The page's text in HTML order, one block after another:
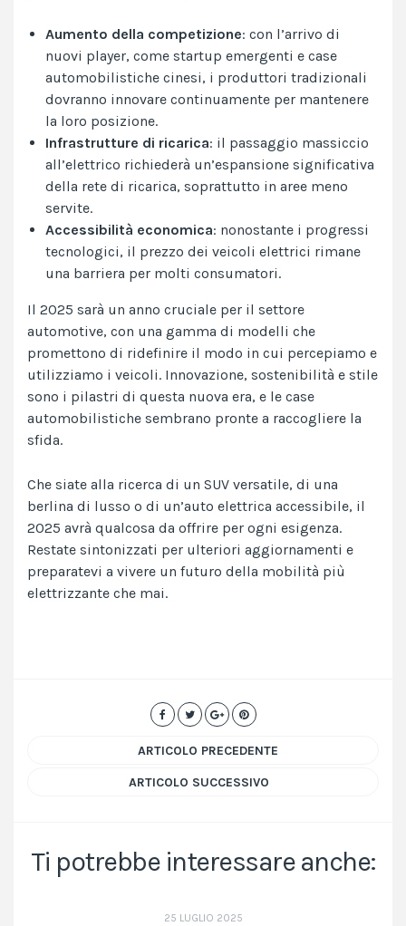
Aumento della competizione: con l’arrivo di
nuovi player, come startup emergenti e case
automobilistiche cinesi, i produttori tradizionali
dovranno innovare continuamente per mantenere
la loro posizione.
Infrastrutture di ricarica: il passaggio massiccio
all’elettrico richiederà un’espansione significativa
della rete di ricarica, soprattutto in aree meno
servite.
Accessibilità economica: nonostante i progressi
tecnologici, il prezzo dei veicoli elettrici rimane
una barriera per molti consumatori.
Il 2025 sarà un anno cruciale per il settore
automotive, con una gamma di modelli che
promettono di ridefinire il modo in cui percepiamo e
utilizziamo i veicoli. Innovazione, sostenibilità e stile
sono i pilastri di questa nuova era, e le case
automobilistiche sembrano pronte a raccogliere la
sfida.
Che siate alla ricerca di un SUV versatile, di una
berlina di lusso o di un’auto elettrica accessibile, il
2025 avrà qualcosa da offrire per ogni esigenza.
Restate sintonizzati per ulteriori aggiornamenti e
preparatevi a vivere un futuro della mobilità più
elettrizzante che mai.
ARTICOLO PRECEDENTE
ARTICOLO SUCCESSIVO
Ti potrebbe interessare anche:
25 LUGLIO 2025